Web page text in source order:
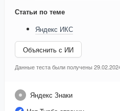
Статьи по теме
Яндекс ИКС
Объяснить с ИИ
Данные теста были получены
Яндекс Знаки